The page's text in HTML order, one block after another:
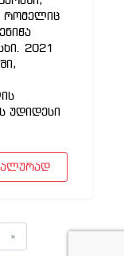
რომელიც
2021
უდიდესი
»